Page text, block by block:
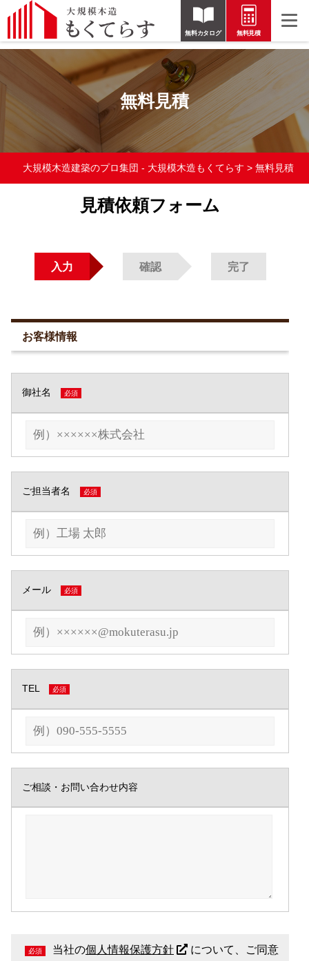
無料カタログ 無料見積
無料見積
大規模木造建築のプロ集団 - 大規模木造もくてらす > 無料見積
見積依頼フォーム
入力 確認 完了
お客様情報
御社名 必須
ご担当者名 必須
メール 必須
TEL 必須
ご相談・お問い合わせ内容
必須 当社の個人情報保護方針
について、ご同意